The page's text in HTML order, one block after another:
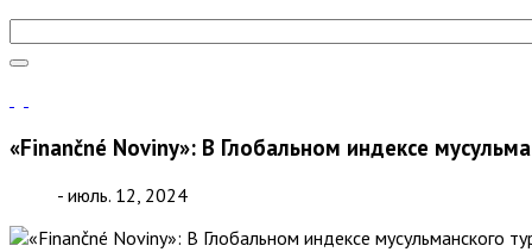
«Finančné Noviny»: В Глобальном индексе
- июль. 12, 2024